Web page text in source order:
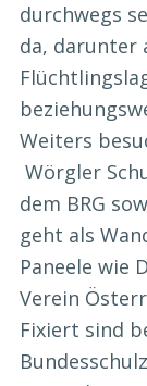
durchwegs
da, darunter
Weiters
Wörgler
dem BRG
geht als
Paneele wie
Verein
Fixiert sind